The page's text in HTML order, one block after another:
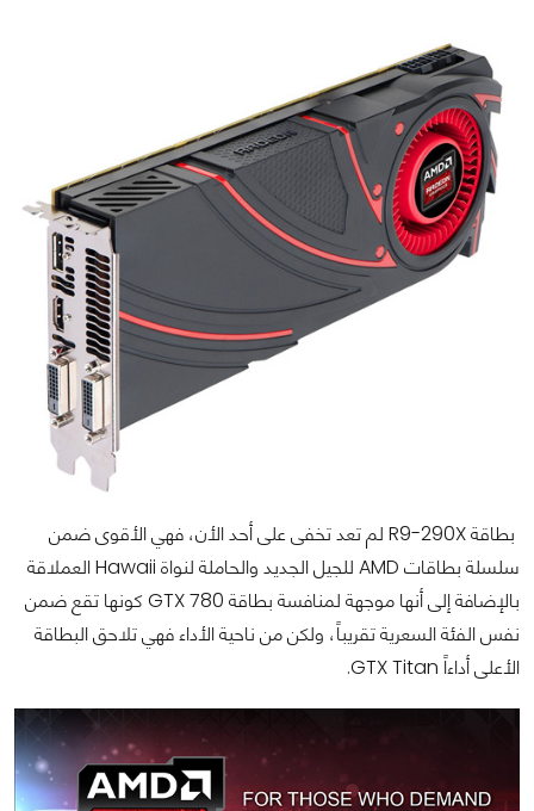
بطاقة R9-290X لم تعد تخفى على أحد الأن، فهي الأقوى ضمن
سلسلة بطاقات AMD للجيل الجديد والحاملة لنواة Hawaii العملاقة
بالإضافة إلى أنها موجهة لمنافسة بطاقة GTX 780 كونها تقع ضمن
نفس الفئة السعرية تقريباً، ولكن من ناحية الأداء فهي تلاحق البطاقة
الأعلى أداءاً GTX Titan.